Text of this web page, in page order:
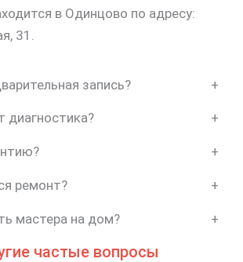
в Одинцово по адресу:
31.
запись? +
диагностика? +
+
ремонт? +
мастера на дом? +
частые вопросы